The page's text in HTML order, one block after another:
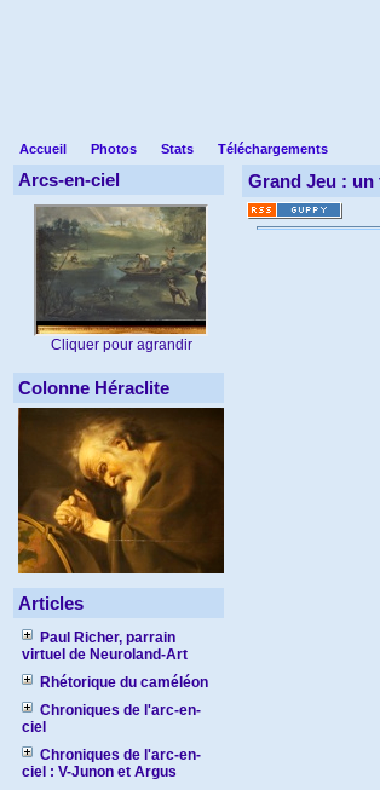
Accueil Photos Stats Téléchargements
Arcs-en-ciel
Cliquer pour agrandir
Colonne Héraclite
Articles
Paul Richer, parrain
virtuel de Neuroland-Art
Rhétorique du caméléon
Chroniques de l'arc-en-
ciel
Chroniques de l'arc-en-
ciel : V-Junon et Argus
Grand Jeu : un